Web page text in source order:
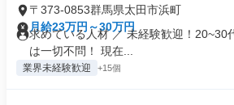
〒373-0853群馬県太田市浜町
月給23万円～30万円
求めている人材 ／ 未経験歓迎！20~30
は一切不問！ 現在...
業界未経験歓迎 +15個